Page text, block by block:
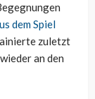
dem Spiel
zuletzt
an den